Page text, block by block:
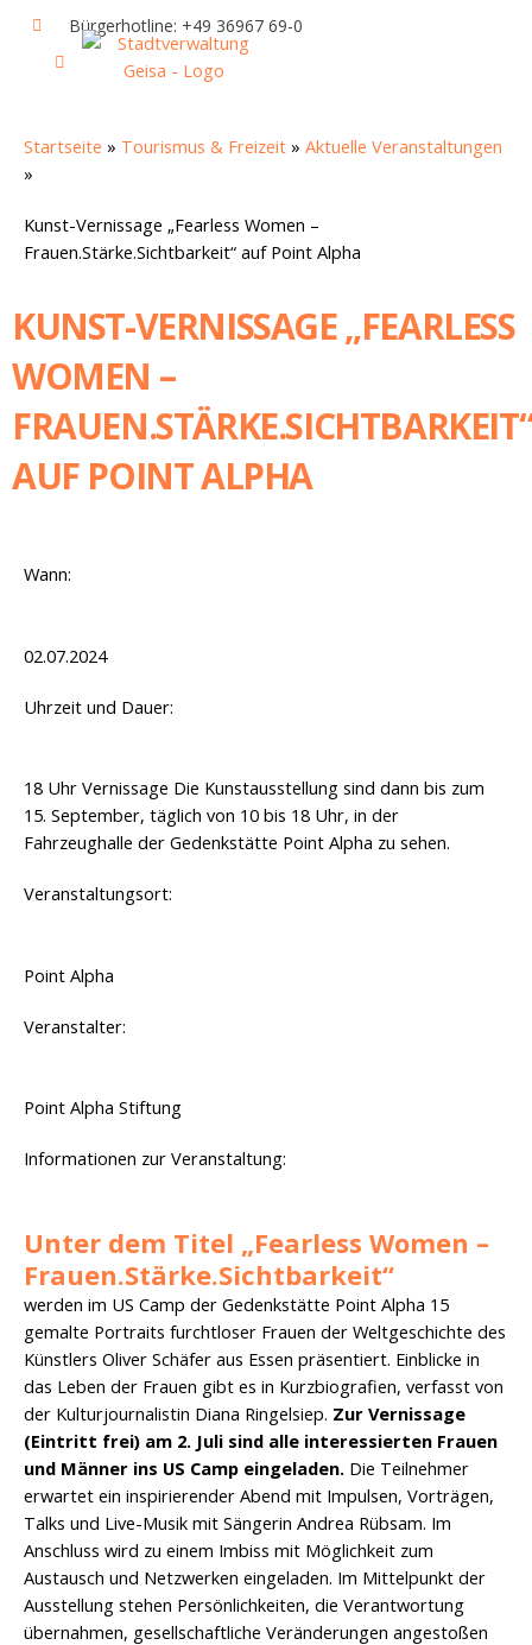
springen
Bürgerhotline: +49 36967 69-0
Startseite » Tourismus & Freizeit » Aktuelle Veranstaltungen
»
Kunst-Vernissage „Fearless Women –
Frauen.Stärke.Sichtbarkeit“ auf Point Alpha
KUNST-VERNISSAGE „FEARLESS
WOMEN –
FRAUEN.STÄRKE.SICHTBARKEIT“
AUF POINT ALPHA
Wann:
02.07.2024
Uhrzeit und Dauer:
18 Uhr Vernissage Die Kunstausstellung sind dann bis zum
15. September, täglich von 10 bis 18 Uhr, in der
Fahrzeughalle der Gedenkstätte Point Alpha zu sehen.
Veranstaltungsort:
Point Alpha
Veranstalter:
Point Alpha Stiftung
Informationen zur Veranstaltung:
Unter dem Titel „Fearless Women –
Frauen.Stärke.Sichtbarkeit“
werden im US Camp der Gedenkstätte Point Alpha 15
gemalte Portraits furchtloser Frauen der Weltgeschichte des
Künstlers Oliver Schäfer aus Essen präsentiert. Einblicke in
das Leben der Frauen gibt es in Kurzbiografien, verfasst von
der Kulturjournalistin Diana Ringelsiep. Zur Vernissage
(Eintritt frei) am 2. Juli sind alle interessierten Frauen
und Männer ins US Camp eingeladen. Die Teilnehmer
erwartet ein inspirierender Abend mit Impulsen, Vorträgen,
Talks und Live-Musik mit Sängerin Andrea Rübsam. Im
Anschluss wird zu einem Imbiss mit Möglichkeit zum
Austausch und Netzwerken eingeladen. Im Mittelpunkt der
Ausstellung stehen Persönlichkeiten, die Verantwortung
übernahmen, gesellschaftliche Veränderungen angestoßen